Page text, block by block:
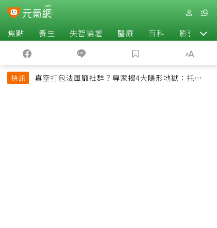
焦點 養生 失智論壇 醫療 百科 影音
快訊
真空打包法風靡社群？專家揭4大隱形地獄：托運恐